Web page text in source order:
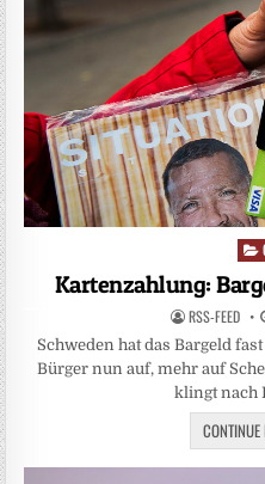
Kartenzahlung:
RSS-FEED
Schweden hat das Bargeld
Bürger nun auf, mehr auf
klingt nach